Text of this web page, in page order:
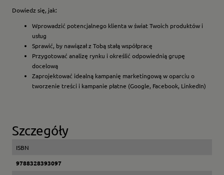
Dowiedz się, jak:
Wprowadzić potencjalnego klienta w świat Twoich produktów i
usług
Sprawić, by nawiązał z Tobą stałą współpracę
Przygotować analizę rynku i określić odpowiednią grupę
docelową
Zaprojektować idealną kampanię marketingową w oparciu o
tworzenie treści i kampanie płatne (Google, Facebook, LinkedIn)
Szczegóły
ISBN
9788328393097